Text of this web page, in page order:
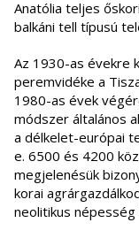
Anatólia teljes
balkáni tell típusú
Az 1930-as évekre
peremvidéke a
1980-as évek
módszer általános
a délkelet-európai
e. 6500 és 4200
megjelenésük
korai
neolitikus